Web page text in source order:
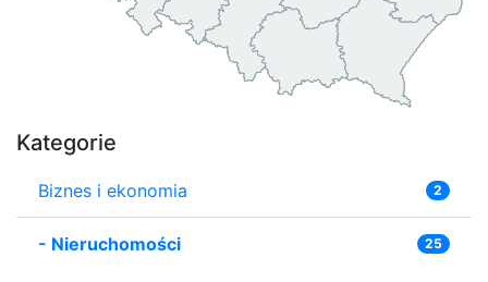
Kategorie
Biznes i ekonomia 2
- Nieruchomości 25